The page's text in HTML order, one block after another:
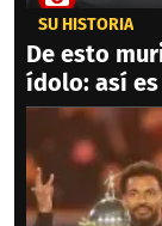
SU HISTORIA
De esto
ídolo: así